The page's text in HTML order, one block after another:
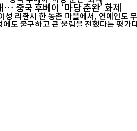
중국 후베이 ‘마당 춘완’ 화제
리촨시 한 농촌 마을에서, 연예인도